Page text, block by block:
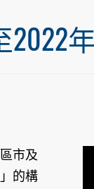
市及
的構